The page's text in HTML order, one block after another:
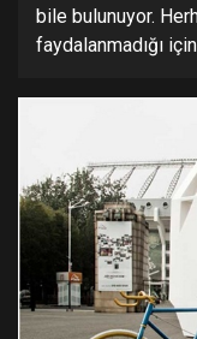
bile bulunuyor.
faydalanmadığı